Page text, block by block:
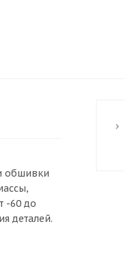
обшивки
-60 до
деталей.